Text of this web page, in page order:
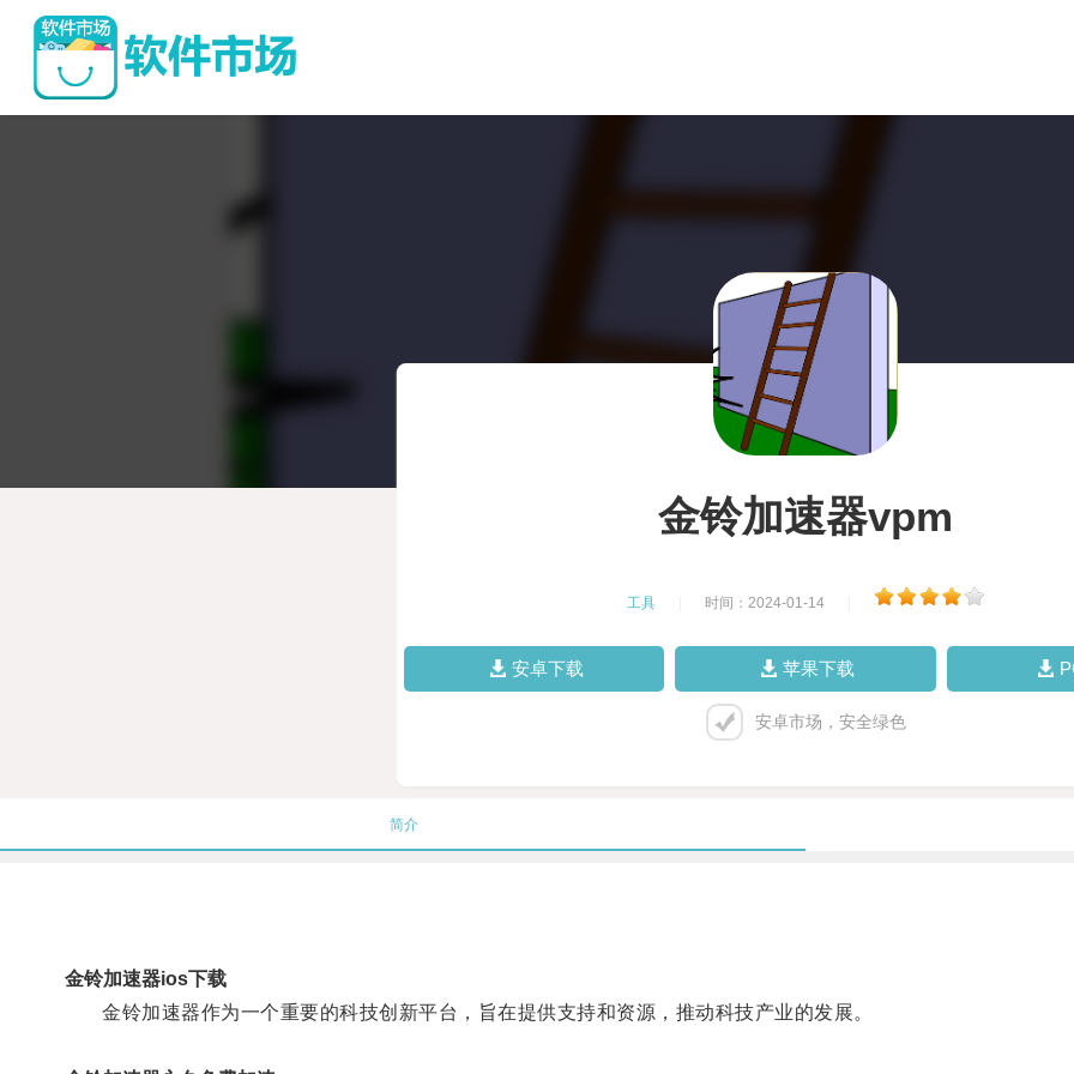
金铃加速器vpm
工具 时间：2024-01-14
安卓下载 苹果下载
安卓市场，安全绿色
简介
金铃加速器ios下载
金铃加速器作为一个重要的科技创新平台，旨在提供支持和资源，推动科技产业的发展。